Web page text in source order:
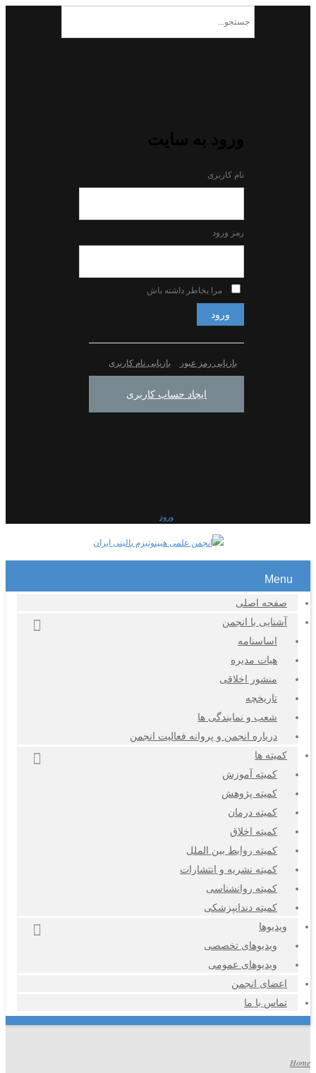
نام کاربری
رمز ورود
مرا بخاطر داشته باش
ورود
بازیابی رمز عبور بازیابی نام کاربری
ایجاد حساب کاربری
ورود
Menu
صفحه اصلی
آشنایی با انجمن
اساسنامه
هیات مدیره
منشور اخلاقی
تاریخچه
شعب و نمایندگی ها
درباره انجمن و پروانه فعالیت انجمن
کمیته ها
کمیته آموزش
کمیته پژوهش
کمیته درمان
کمیته اخلاق
کمیته روابط بین الملل
کمیته نشریه و انتشارات
کمیته روانشناسی
کمیته دندانپزشکی
ویدیوها
ویدیوهای تخصصی
ویدیوهای عمومی
اعضای انجمن
تماس با ما
Home